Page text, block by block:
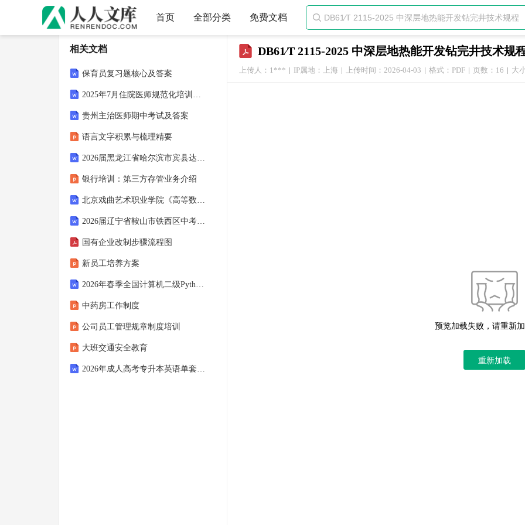
首页 全部分类 免费文档 
DB61∕T 2115-2025 中深层地热能开发钻完井技术规
上传人：1*** IP属地：上海 上传时间：2026-04-03 格式：PDF 页数：16 大
预览加载失败，请重新
重新加载
相关文档
保育员复习题核心及答案
2025年7月住院医师规范化培训《全科医学》考试（含答案解析）
贵州主治医师期中考试及答案
语言文字积累与梳理精要
2026届黑龙江省哈尔滨市宾县达标名校中考猜题生物试卷含解析
银行培训：第三方存管业务介绍
北京戏曲艺术职业学院《高等数学3下》2025-2026学年第一学期期末试卷（A卷）
2026届辽宁省鞍山市铁西区中考数学最后冲刺模拟试卷含解析
国有企业改制步骤流程图
新员工培养方案
2026年春季全国计算机二级Python模拟单套试卷
中药房工作制度
公司员工管理规章制度培训
大班交通安全教育
2026年成人高考专升本英语单套全真试卷